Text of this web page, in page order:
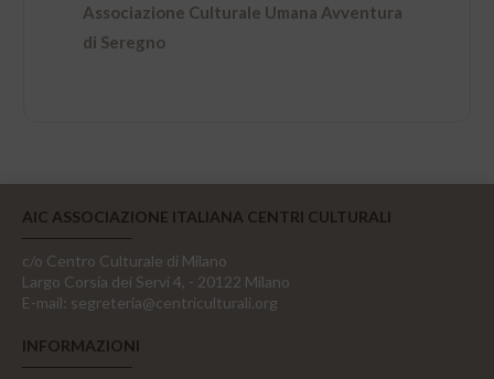
Associazione Culturale Umana Avventura
di Seregno
AIC ASSOCIAZIONE ITALIANA CENTRI CULTURALI
c/o Centro Culturale di Milano
Largo Corsia dei Servi 4, - 20122 Milano
E-mail: segreteria@centriculturali.org
INFORMAZIONI